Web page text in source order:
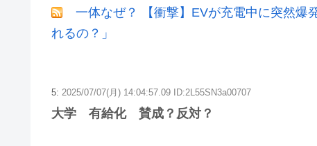
一体なぜ？ 【衝撃】EVが充電中に突然爆
れるの？」
5: 2025/07/07(月) 14:04:57.09 ID:2L55SN3a00707
大学 有給化 賛成？反対？